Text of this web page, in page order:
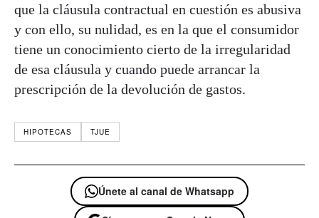
que la cláusula contractual en cuestión es abusiva
y con ello, su nulidad, es en la que el consumidor
tiene un conocimiento cierto de la irregularidad
de esa cláusula y cuando puede arrancar la
prescripción de la devolución de gastos.
HIPOTECAS TJUE
Únete al canal de Whatsapp